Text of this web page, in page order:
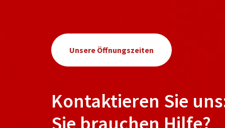
Unsere Öffnungszeiten
Kontaktieren Sie
Sie brauchen Hilfe?